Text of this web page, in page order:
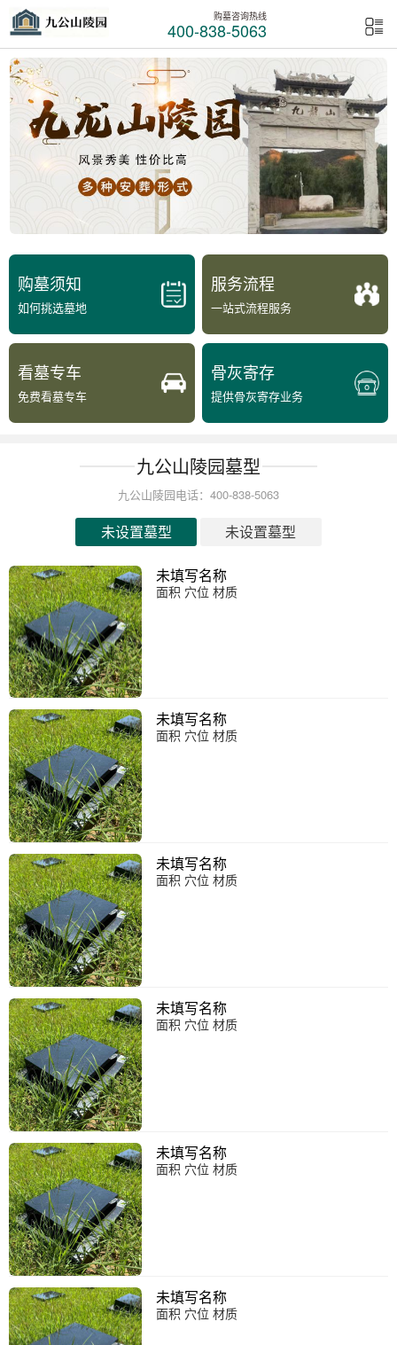
购墓咨询热线
400-838-5063
购墓须知
如何挑选墓地
服务流程
一站式流程服务
看墓专车
免费看墓专车
骨灰寄存
提供骨灰寄存业务
九公山陵园墓型
九公山陵园电话：400-838-5063
未设置墓型 未设置墓型
未填写名称
面积 穴位 材质
未填写名称
面积 穴位 材质
未填写名称
面积 穴位 材质
未填写名称
面积 穴位 材质
未填写名称
面积 穴位 材质
未填写名称
面积 穴位 材质